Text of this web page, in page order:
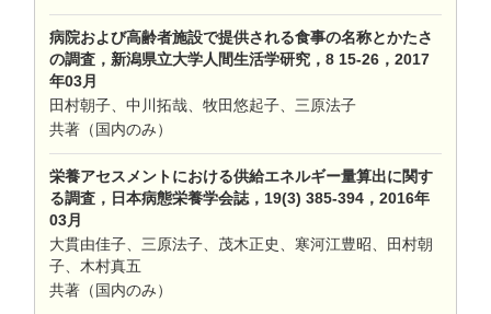
病院および高齢者施設で提供される食事の名称とかたさ
の調査，新潟県立大学人間生活学研究，8 15-26，2017
年03月
田村朝子、中川拓哉、牧田悠起子、三原法子
共著（国内のみ）
栄養アセスメントにおける供給エネルギー量算出に関す
る調査，日本病態栄養学会誌，19(3) 385-394，2016年
03月
大貫由佳子、三原法子、茂木正史、寒河江豊昭、田村朝
子、木村真五
共著（国内のみ）